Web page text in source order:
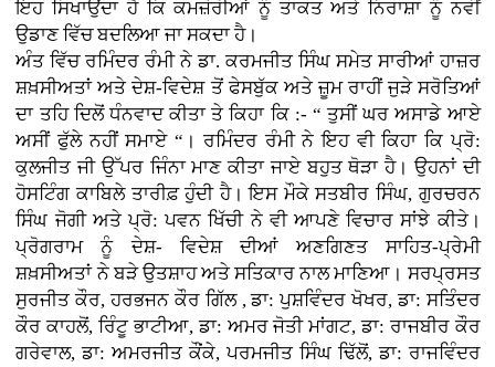
ਇਹ ਸਿਖਾਉਂਦਾ ਹੈ ਕਿ ਕਮਜ਼ੋਰੀਆਂ ਨੂੰ ਤਾਕਤ ਅਤੇ ਨਿਰਾਸ਼ਾ ਨੂੰ ਨਵੀਂ
ਉਡਾਣ ਵਿੱਚ ਬਦਲਿਆ ਜਾ ਸਕਦਾ ਹੈ।
ਅੰਤ ਵਿੱਚ ਰਮਿੰਦਰ ਰੰਮੀ ਨੇ ਡਾ. ਕਰਮਜੀਤ ਸਿੰਘ ਸਮੇਤ ਸਾਰੀਆਂ ਹਾਜ਼ਰ
ਸ਼ਖ਼ਸੀਅਤਾਂ ਅਤੇ ਦੇਸ਼-ਵਿਦੇਸ਼ ਤੋਂ ਫੇਸਬੁੱਕ ਅਤੇ ਜ਼ੂਮ ਰਾਹੀਂ ਜੁੜੇ ਸਰੋਤਿਆਂ
ਦਾ ਤਹਿ ਦਿਲੋਂ ਧੰਨਵਾਦ ਕੀਤਾ ਤੇ ਕਿਹਾ ਕਿ :- “ ਤੁਸੀਂ ਘਰ ਅਸਾਡੇ ਆਏ
ਅਸੀਂ ਫੁੱਲੇ ਨਹੀਂ ਸਮਾਏ “। ਰਮਿੰਦਰ ਰੰਮੀ ਨੇ ਇਹ ਵੀ ਕਿਹਾ ਕਿ ਪ੍ਰੋ:
ਕੁਲਜੀਤ ਜੀ ਉੱਪਰ ਜਿੰਨਾ ਮਾਣ ਕੀਤਾ ਜਾਏ ਬਹੁਤ ਥੋੜਾ ਹੈ। ਉਹਨਾਂ ਦੀ
ਹੋਸਟਿੰਗ ਕਾਬਿਲੇ ਤਾਰੀਫ਼ ਹੁੰਦੀ ਹੈ। ਇਸ ਮੌਕੇ ਸਤਬੀਰ ਸਿੰਘ, ਗੁਰਚਰਨ
ਸਿੰਘ ਜੋਗੀ ਅਤੇ ਪ੍ਰੋ: ਪਵਨ ਖਿੱਚੀ ਨੇ ਵੀ ਆਪਣੇ ਵਿਚਾਰ ਸਾਂਝੇ ਕੀਤੇ।
ਪ੍ਰੋਗਰਾਮ ਨੂੰ ਦੇਸ਼- ਵਿਦੇਸ਼ ਦੀਆਂ ਅਣਗਿਣਤ ਸਾਹਿਤ-ਪ੍ਰੇਮੀ
ਸ਼ਖ਼ਸੀਅਤਾਂ ਨੇ ਬੜੇ ਉਤਸ਼ਾਹ ਅਤੇ ਸਤਿਕਾਰ ਨਾਲ ਮਾਣਿਆ। ਸਰਪ੍ਰਸਤ
ਸੁਰਜੀਤ ਕੌਰ, ਹਰਭਜਨ ਕੌਰ ਗਿੱਲ , ਡਾ: ਪੁਸ਼ਵਿੰਦਰ ਖੋਖਰ, ਡਾ: ਸਤਿੰਦਰ
ਕੌਰ ਕਾਹਲੋਂ, ਰਿੰਟੂ ਭਾਟੀਆ, ਡਾ: ਅਮਰ ਜੋਤੀ ਮਾਂਗਟ, ਡਾ: ਰਾਜਬੀਰ ਕੌਰ
ਗਰੇਵਾਲ, ਡਾ: ਅਮਰਜੀਤ ਕੌਂਕੇ, ਪਰਮਜੀਤ ਸਿੰਘ ਢਿੱਲੋਂ, ਡਾ: ਰਾਜਵਿੰਦਰ